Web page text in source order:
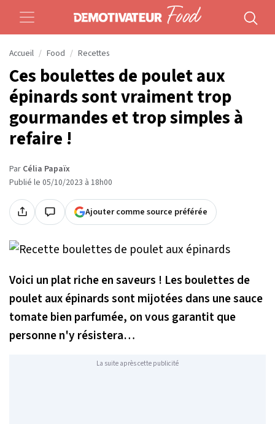
Accueil Food Recettes
Ces boulettes de poulet aux
épinards sont vraiment trop
gourmandes et trop simples à
refaire !
Par Célia Papaïx
Publié le 05/10/2023 à 18h00
Ajouter comme source préférée
Voici un plat riche en saveurs ! Les boulettes de
poulet aux épinards sont mijotées dans une sauce
tomate bien parfumée, on vous garantit que
personne n'y résistera…
La suite après cette publicité